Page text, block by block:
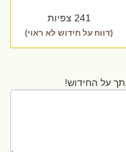
241 צפיות
(דווח על חידוש לא ראוי)
על החידוש!